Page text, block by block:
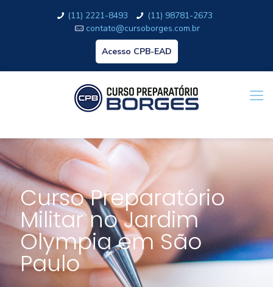
(11) 2221-8493
(11) 98781-2673
contato@cursoborges.com.br
Acesso CPB-EAD
Curso Preparatório
Militar no Jardim
Olympia em São
Paulo